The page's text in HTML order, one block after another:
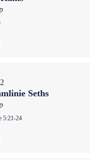
Seths
5:21-24